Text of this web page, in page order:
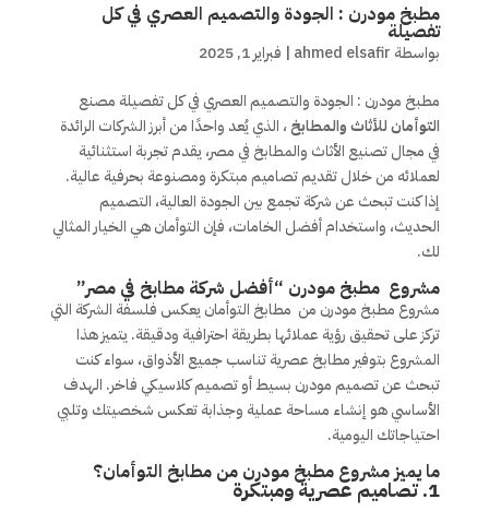
مطبخ مودرن : الجودة والتصميم العصري في كل
تفصيلة
بواسطة ahmed elsafir
| فبراير 1, 2025
مطبخ مودرن : الجودة والتصميم العصري في كل تفصيلة مصنع
التوأمان للأثاث والمطابخ، الذي يُعد واحدًا من أبرز الشركات الرائدة
في مجال تصنيع الأثاث والمطابخ في مصر، يقدم تجربة استثنائية
لعملائه من خلال تقديم تصاميم مبتكرة ومصنوعة بحرفية عالية.
إذا كنت تبحث عن شركة تجمع بين الجودة العالية، التصميم
الحديث، واستخدام أفضل الخامات، فإن التوأمان هي الخيار المثالي
لك.
مشروع مطبخ مودرن “أفضل شركة مطابخ في مصر”
مشروع مطبخ مودرن من مطابخ التوأمان يعكس فلسفة الشركة التي
تركز على تحقيق رؤية عملائها بطريقة احترافية ودقيقة. يتميز هذا
المشروع بتوفير مطابخ عصرية تناسب جميع الأذواق، سواء كنت
تبحث عن تصميم مودرن بسيط أو تصميم كلاسيكي فاخر. الهدف
الأساسي هو إنشاء مساحة عملية وجذابة تعكس شخصيتك وتلبي
احتياجاتك اليومية.
ما يميز مشروع مطبخ مودرن من مطابخ التوأمان؟
1. تصاميم عصرية ومبتكرة